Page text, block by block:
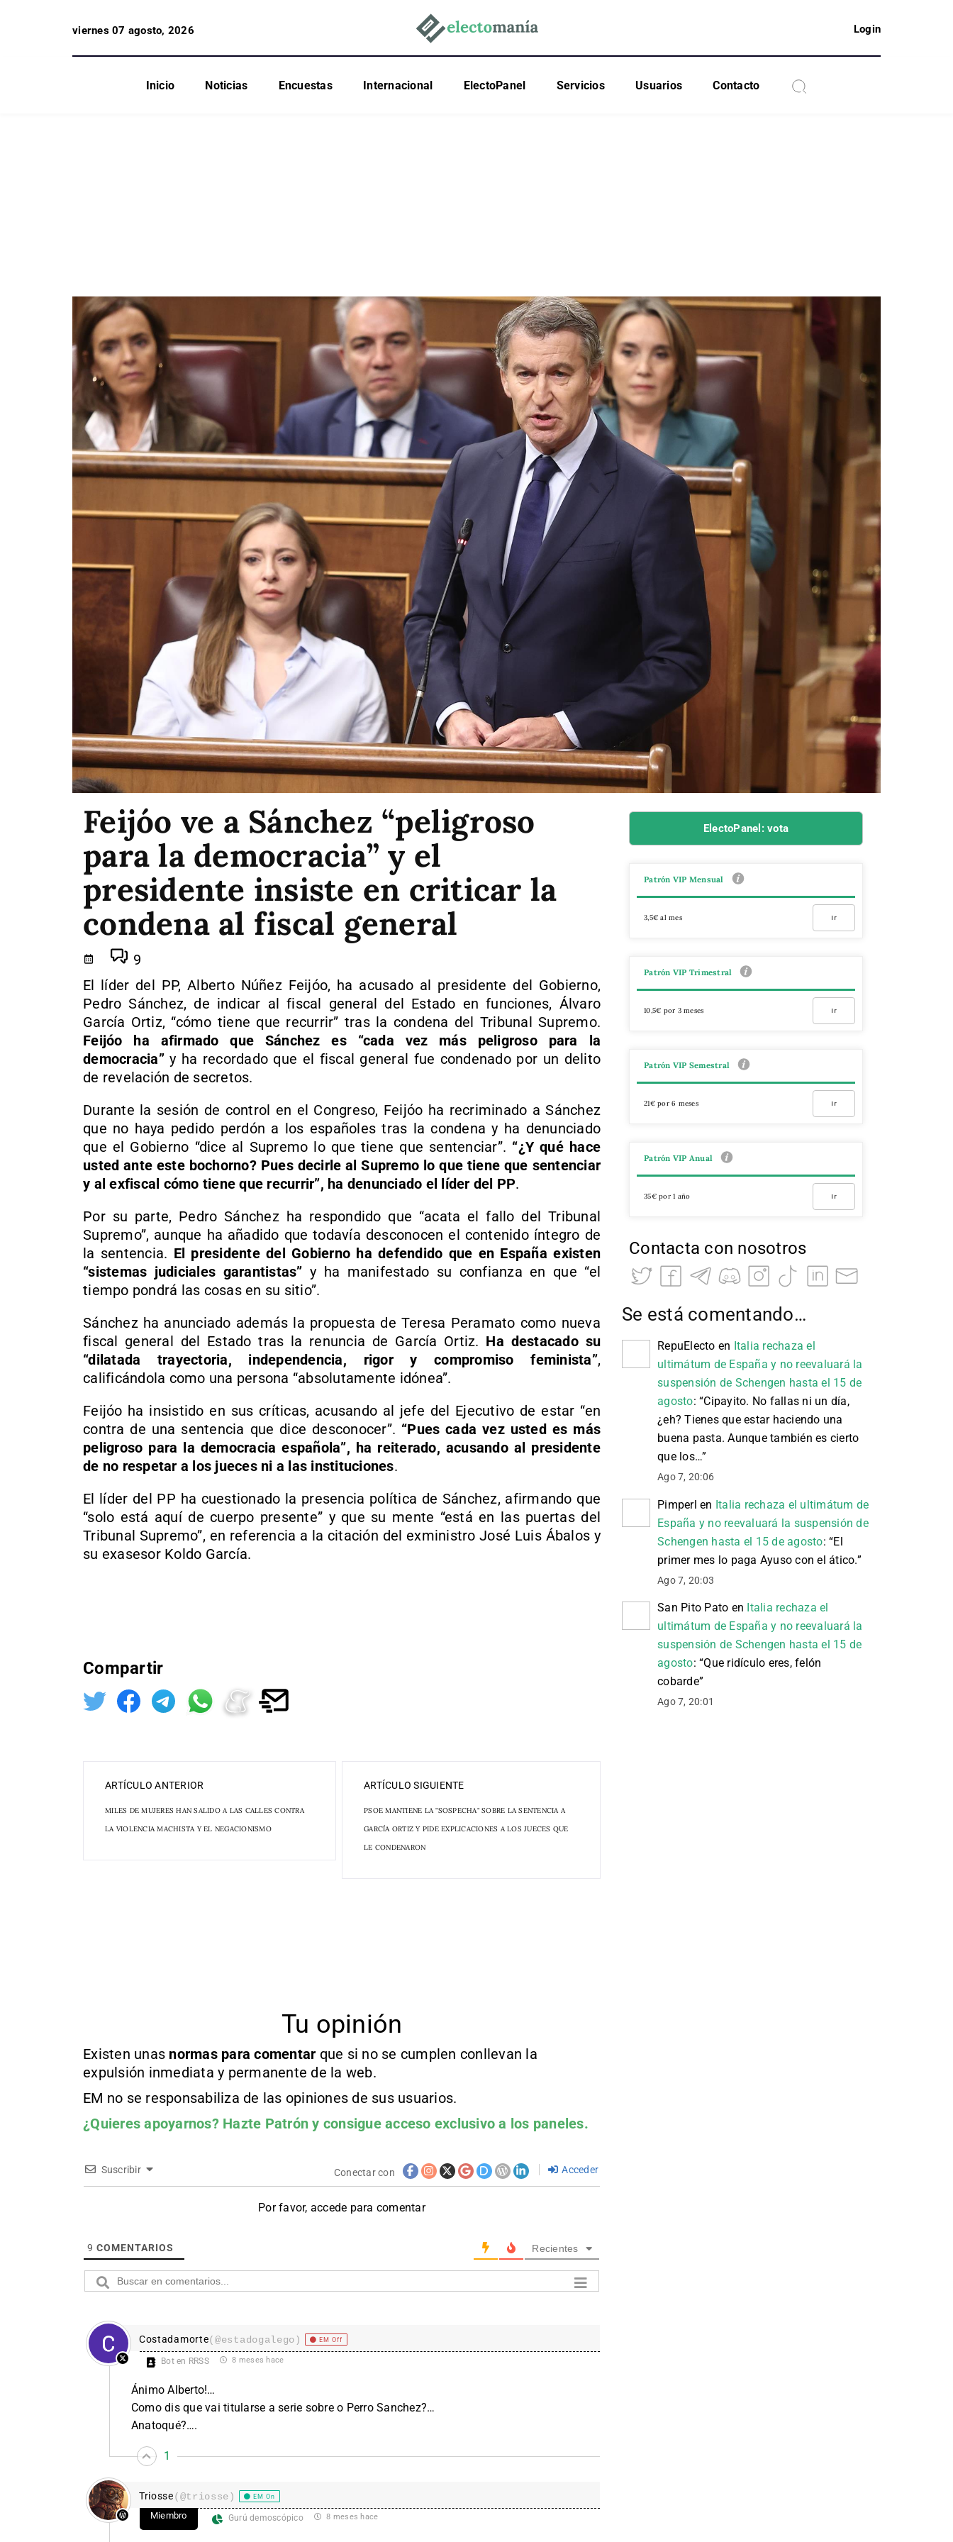
viernes 07 agosto, 2026 Login
Inicio Noticias Encuestas Internacional ElectoPanel Servicios Usuarios Contacto
Feijóo ve a Sánchez “peligroso
para la democracia” y el
presidente insiste en criticar la
condena al fiscal general
9
El líder del PP, Alberto Núñez Feijóo, ha acusado al presidente del Gobierno,
Pedro Sánchez, de indicar al fiscal general del Estado en funciones, Álvaro
García Ortiz, “cómo tiene que recurrir” tras la condena del Tribunal Supremo.
Feijóo ha afirmado que Sánchez es “cada vez más peligroso para la
democracia”y ha recordado que el fiscal general fue condenado por un delito
de revelación de secretos.
Durante la sesión de control en el Congreso, Feijóo ha recriminado a Sánchez
que no haya pedido perdón a los españoles tras la condena y ha denunciado
que el Gobierno “dice al Supremo lo que tiene que sentenciar”. “¿Y qué hace
usted ante este bochorno? Pues decirle al Supremo lo que tiene que sentenciar
y al exfiscal cómo tiene que recurrir”, ha denunciado el líder del PP.
Por su parte, Pedro Sánchez ha respondido que “acata el fallo del Tribunal
Supremo”, aunque ha añadido que todavía desconocen el contenido íntegro de
la sentencia. El presidente del Gobierno ha defendido que en España existen
“sistemas judiciales garantistas” y ha manifestado su confianza en que “el
tiempo pondrá las cosas en su sitio”.
Sánchez ha anunciado además la propuesta de Teresa Peramato como nueva
fiscal general del Estado tras la renuncia de García Ortiz. Ha destacado su
“dilatada trayectoria, independencia, rigor y compromiso feminista”,
calificándola como una persona “absolutamente idónea”.
Feijóo ha insistido en sus críticas, acusando al jefe del Ejecutivo de estar “en
contra de una sentencia que dice desconocer”. “Pues cada vez usted es más
peligroso para la democracia española”, ha reiterado, acusando al presidente
de no respetar a los jueces ni a las instituciones.
El líder del PP ha cuestionado la presencia política de Sánchez, afirmando que
“solo está aquí de cuerpo presente” y que su mente “está en las puertas del
Tribunal Supremo”, en referencia a la citación del exministro José Luis Ábalos y
su exasesor Koldo García.
Compartir
ARTÍCULO ANTERIOR
MILES DE MUJERES HAN SALIDO A LAS CALLES CONTRA
LA VIOLENCIA MACHISTA Y EL NEGACIONISMO
ARTÍCULO SIGUIENTE
PSOE MANTIENE LA "SOSPECHA" SOBRE LA SENTENCIA A
GARCÍA ORTIZ Y PIDE EXPLICACIONES A LOS JUECES QUE
LE CONDENARON
Tu opinión
Existen unas normas para comentar que si no se cumplen conllevan la
expulsión inmediata y permanente de la web.
EM no se responsabiliza de las opiniones de sus usuarios.
¿Quieres apoyarnos? Hazte Patrón y consigue acceso exclusivo a los paneles.
Suscribir Conectar con Acceder
Por favor, accede para comentar
9 COMENTARIOS Recientes
Costadamorte(@estadogalego) EM Off
Bot en RRSS 8 meses hace
Ánimo Alberto!…
Como dis que vai titularse a serie sobre o Perro Sanchez?…
Anatoqué?….
1
Triosse(@triosse) EM On
Miembro Gurú demoscópico 8 meses hace
ElectoPanel: vota
Patrón VIP Mensual
3,5€ al mes Ir
Patrón VIP Trimestral
10,5€ por 3 meses Ir
Patrón VIP Semestral
21€ por 6 meses Ir
Patrón VIP Anual
35€ por 1 año Ir
Contacta con nosotros
Se está comentando…
RepuElecto en Italia rechaza el
ultimátum de España y no reevaluará la
suspensión de Schengen hasta el 15 de
agosto: “Cipayito. No fallas ni un día,
¿eh? Tienes que estar haciendo una
buena pasta. Aunque también es cierto
que los…”
Ago 7, 20:06
Pimperl en Italia rechaza el ultimátum de
España y no reevaluará la suspensión de
Schengen hasta el 15 de agosto: “El
primer mes lo paga Ayuso con el ático.”
Ago 7, 20:03
San Pito Pato en Italia rechaza el
ultimátum de España y no reevaluará la
suspensión de Schengen hasta el 15 de
agosto: “Que ridículo eres, felón
cobarde”
Ago 7, 20:01